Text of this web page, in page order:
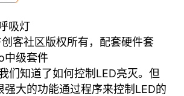
吸灯
客社区版权所有，配套硬件套
中级套件
们知道了如何控制LED亮灭。但
大的功能通过程序来控制LED的